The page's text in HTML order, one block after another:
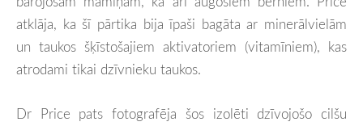
atklāja, ka šī pārtika bija īpaši bagāta ar minerālvielām
un taukos šķīstošajiem aktivatoriem (vitamīniem), kas
atrodami tikai dzīvnieku taukos.
Dr Price pats fotografēja šos izolēti dzīvojošo cilšu